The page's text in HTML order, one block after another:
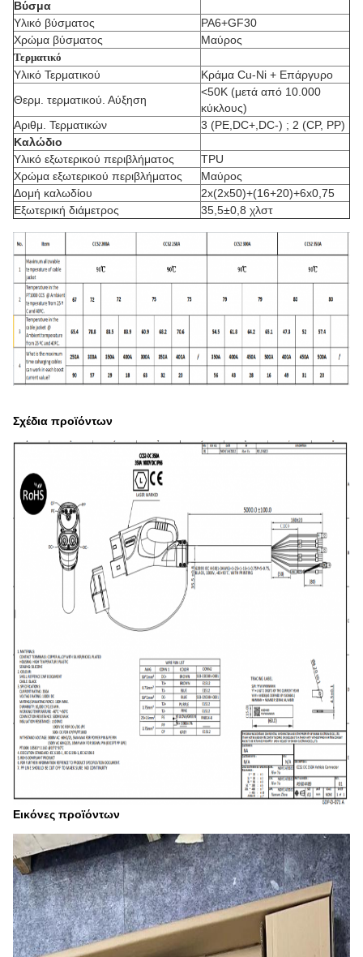
Βύσμα
Υλικό βύσματος
PA6+GF30
Χρώμα βύσματος
Μαύρος
Τερματικό
Υλικό Τερματικού
Κράμα Cu-Ni + Επάργυρο
Θερμ. τερματικού. Αύξηση
<50K (μετά από 10.000
κύκλους)
Αριθμ. Τερματικών
3 (PE,DC+,DC-) ; 2 (CP, PP)
Καλώδιο
Υλικό εξωτερικού περιβλήματος
TPU
Χρώμα εξωτερικού περιβλήματος
Μαύρος
Δομή καλωδίου
2x(2x50)+(16+20)+6x0,75
Εξωτερική διάμετρος
35,5±0,8 χλστ
Σχέδια προϊόντων
Εικόνες προϊόντων